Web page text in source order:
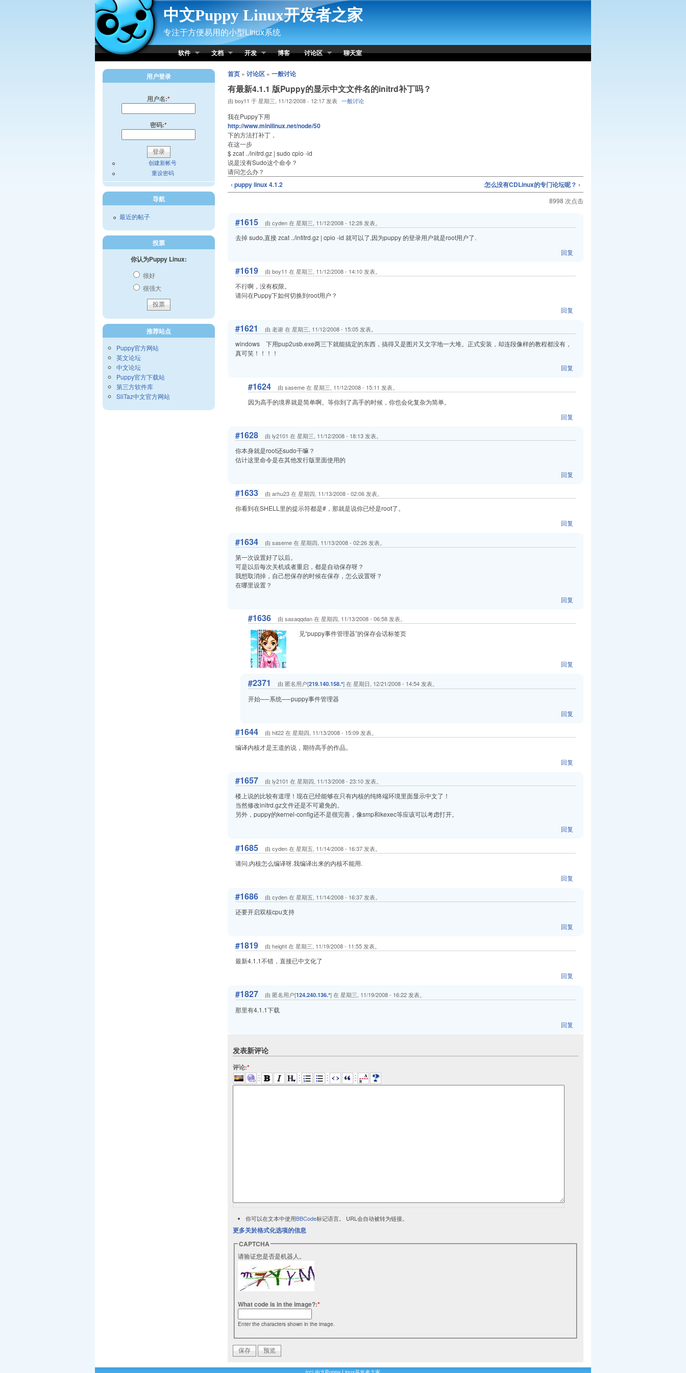
Skip to Content
中文Puppy Linux开发者之家
专注于方便易用的小型Linux系统
软件 文档 开发 博客 讨论区 聊天室
首页» 讨论区» 一般讨论
有最新4.1.1 版Puppy的显示中文文件名的initrd补丁吗？
由 boy11 于 星期三, 11/12/2008 - 12:17 发表 一般讨论
我在Puppy下用
http://www.minilinux.net/node/50
下的方法打补丁，
在这一步
$ zcat ../initrd.gz | sudo cpio -id
说是没有Sudo这个命令？
请问怎么办？
‹ puppy linux 4.1.2 怎么没有CDLinux的专门论坛呢？ ›
8998 次点击
#1615 由 cyden 在 星期三, 11/12/2008 - 12:28 发表。
去掉 sudo,直接 zcat ../intitrd.gz | cpio -id 就可以了,因为puppy 的登录用户就是root用户了.
回复
#1619 由 boy11 在 星期三, 11/12/2008 - 14:10 发表。
不行啊，没有权限。
请问在Puppy下如何切换到root用户？
回复
#1621 由 老谢 在 星期三, 11/12/2008 - 15:05 发表。
windows 下用pup2usb.exe两三下就能搞定的东西，搞得又是图片又文字地一大堆。正式安装，却连段像样的教程都没有，
真可笑！！！！
回复
#1624 由 saseme 在 星期三, 11/12/2008 - 15:11 发表。
因为高手的境界就是简单啊。等你到了高手的时候，你也会化复杂为简单。
回复
#1628 由 ly2101 在 星期三, 11/12/2008 - 18:13 发表。
你本身就是root还sudo干嘛？
估计这里命令是在其他发行版里面使用的
回复
#1633 由 arhu23 在 星期四, 11/13/2008 - 02:06 发表。
你看到在SHELL里的提示符都是#，那就是说你已经是root了。
回复
#1634 由 saseme 在 星期四, 11/13/2008 - 02:26 发表。
第一次设置好了以后。
可是以后每次关机或者重启，都是自动保存呀？
我想取消掉，自己想保存的时候在保存，怎么设置呀？
在哪里设置？
回复
#1636 由 sasaqqdan 在 星期四, 11/13/2008 - 06:58 发表。
见“puppy事件管理器”的保存会话标签页
回复
#2371 由 匿名用户[219.140.158.*] 在 星期日, 12/21/2008 - 14:54 发表。
开始──系统──puppy事件管理器
回复
#1644 由 hit22 在 星期四, 11/13/2008 - 15:09 发表。
编译内核才是王道的说，期待高手的作品。
回复
#1657 由 ly2101 在 星期四, 11/13/2008 - 23:10 发表。
楼上说的比较有道理！现在已经能够在只有内核的纯终端环境里面显示中文了！
当然修改initrd.gz文件还是不可避免的。
另外，puppy的kernel-config还不是很完善，像smp和kexec等应该可以考虑打开。
回复
#1685 由 cyden 在 星期五, 11/14/2008 - 16:37 发表。
请问,内核怎么编译呀.我编译出来的内核不能用.
回复
#1686 由 cyden 在 星期五, 11/14/2008 - 16:37 发表。
还要开启双核cpu支持
回复
#1819 由 height 在 星期三, 11/19/2008 - 11:55 发表。
最新4.1.1不错，直接已中文化了
回复
#1827 由 匿名用户[124.240.136.*] 在 星期三, 11/19/2008 - 16:22 发表。
那里有4.1.1下载
回复
发表新评论
评论:*
你可以在文本中使用BBCode标记语言。 URL会自动被转为链接。
更多关於格式化选项的信息
CAPTCHA
请验证您是否是机器人。
What code is in the image?:*
Enter the characters shown in the image.
用户登录
用户名:*
密码:*
创建新帐号
重设密码
导航
最近的帖子
投票
你认为Puppy Linux:
很好
很强大
推荐站点
Puppy官方网站
英文论坛
中文论坛
Puppy官方下载站
第三方软件库
SliTaz中文官方网站